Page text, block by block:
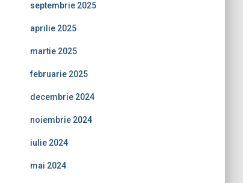
septembrie 2025
aprilie 2025
martie 2025
februarie 2025
decembrie 2024
noiembrie 2024
iulie 2024
mai 2024